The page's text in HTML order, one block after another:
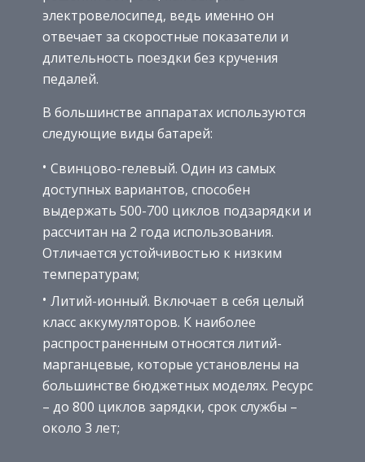
электровелосипед, ведь именно он
отвечает за скоростные показатели и
длительность поездки без кручения
педалей.
В большинстве аппаратах используются
следующие виды батарей:
Свинцово-гелевый. Один из самых
доступных вариантов, способен
выдержать 500-700 циклов подзарядки и
рассчитан на 2 года использования.
Отличается устойчивостью к низким
температурам;
Литий-ионный. Включает в себя целый
класс аккумуляторов. К наиболее
распространенным относятся литий-
марганцевые, которые установлены на
большинстве бюджетных моделях. Ресурс
– до 800 циклов зарядки, срок службы –
около 3 лет;